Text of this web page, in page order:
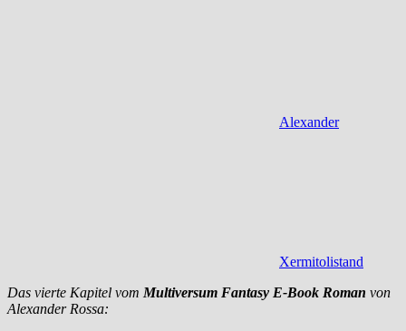
Alexander
Xermitolistand
Das vierte Kapitel vom Multiversum Fantasy E-Book Roman von
Alexander Rossa: